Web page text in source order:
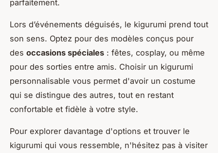
parfaitement.
Lors d’événements déguisés, le kigurumi prend tout
son sens. Optez pour des modèles conçus pour
des occasions spéciales : fêtes, cosplay, ou même
pour des sorties entre amis. Choisir un kigurumi
personnalisable vous permet d'avoir un costume
qui se distingue des autres, tout en restant
confortable et fidèle à votre style.
Pour explorer davantage d'options et trouver le
kigurumi qui vous ressemble, n'hésitez pas à visiter